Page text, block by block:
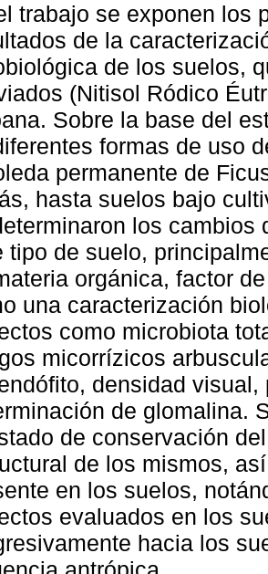
trabajo se exponen los
de la
de los suelos,
(Nitisol Ródico
Sobre la base del
formas de uso
permanente de
hasta suelos bajo
los cambios
tipo de suelo,
orgánica, factor
una caracterización
como microbiota
micorrízicos
densidad
de glomalina.
de conservación
de los mismos,
en los suelos,
evaluados en los
hacia los